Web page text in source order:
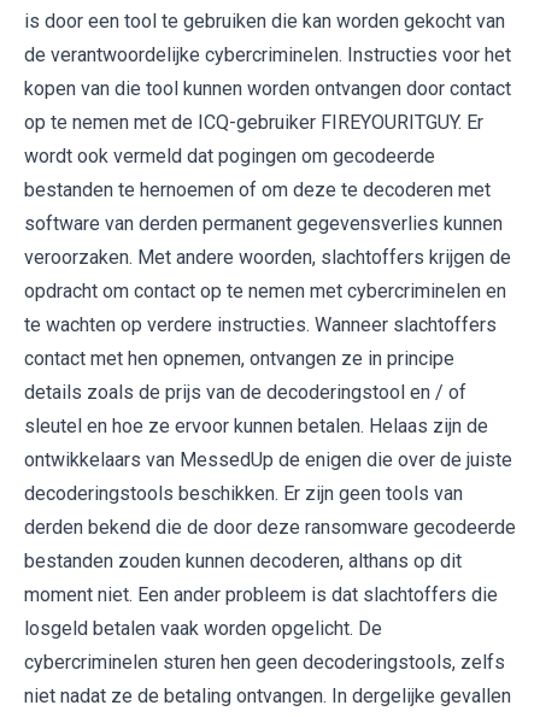
is door een tool te gebruiken die kan worden gekocht van
de verantwoordelijke cybercriminelen. Instructies voor het
kopen van die tool kunnen worden ontvangen door contact
op te nemen met de ICQ-gebruiker FIREYOURITGUY. Er
wordt ook vermeld dat pogingen om gecodeerde
bestanden te hernoemen of om deze te decoderen met
software van derden permanent gegevensverlies kunnen
veroorzaken. Met andere woorden, slachtoffers krijgen de
opdracht om contact op te nemen met cybercriminelen en
te wachten op verdere instructies. Wanneer slachtoffers
contact met hen opnemen, ontvangen ze in principe
details zoals de prijs van de decoderingstool en / of
sleutel en hoe ze ervoor kunnen betalen. Helaas zijn de
ontwikkelaars van MessedUp de enigen die over de juiste
decoderingstools beschikken. Er zijn geen tools van
derden bekend die de door deze ransomware gecodeerde
bestanden zouden kunnen decoderen, althans op dit
moment niet. Een ander probleem is dat slachtoffers die
losgeld betalen vaak worden opgelicht. De
cybercriminelen sturen hen geen decoderingstools, zelfs
niet nadat ze de betaling ontvangen. In dergelijke gevallen